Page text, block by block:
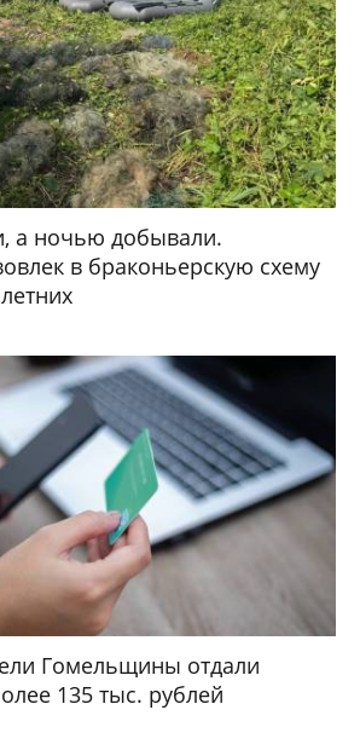
а ночью добывали.
в браконьерскую схему
Гомельщины отдали
135 тыс. рублей